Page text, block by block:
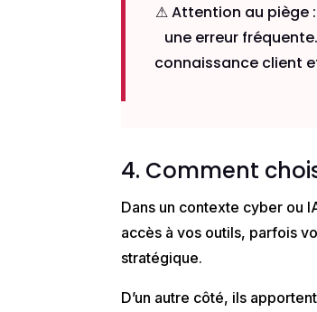
Sourcing recrutement
⚠ Attention au piège :
une erreur
connaissance client
4. Comment
Dans un contexte cyber ou
accès à vos outils, parfois
stratégique.
D’un autre côté, ils